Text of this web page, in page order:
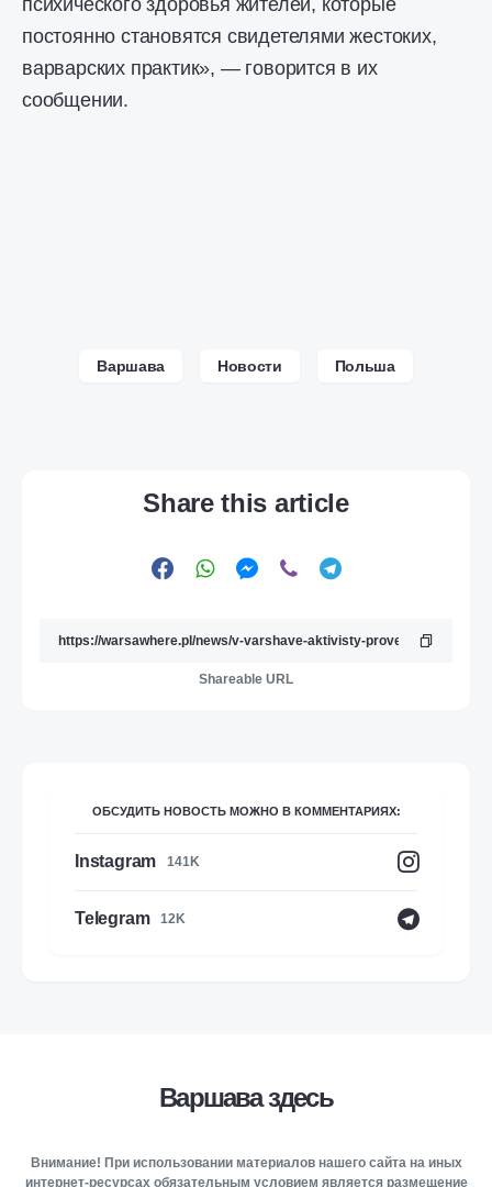
психического здоровья жителей, которые
постоянно становятся свидетелями жестоких,
варварских практик», — говорится в их
сообщении.
Варшава Новости Польша
Share this article
Shareable URL
ОБСУДИТЬ НОВОСТЬ МОЖНО В КОММЕНТАРИЯХ:
Instagram 141K
Telegram 12K
Варшава здесь
Внимание! При использовании материалов нашего сайта на иных
интернет-ресурсах обязательным условием является размещение